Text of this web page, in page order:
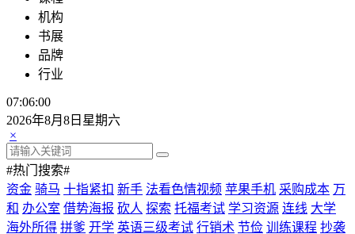
机构
书展
品牌
行业
07:06:00
2026年8月8日星期六
×
#热门搜索#
资金 骑马 十指紧扣 新手 法看色情视频 苹果手机 采购成本 万
和 办公室 借势海报 砍人 探索 托福考试 学习资源 连线 大学
海外所得 拼爹 开学 英语三级考试 行销术 节俭 训练课程 抄袭